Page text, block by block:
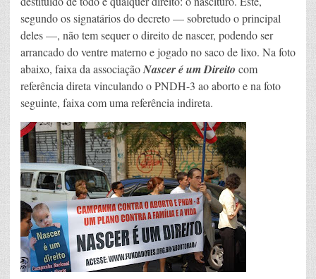
segundo os signatários do decreto — sobretudo o principal
deles —, não tem sequer o direito de nascer, podendo ser
arrancado do ventre materno e jogado no saco de lixo. Na foto
abaixo, faixa da associaçãoNascer é um Direito com
referência direta vinculando o PNDH-3 ao aborto e na foto
seguinte, faixa com uma referência indireta.